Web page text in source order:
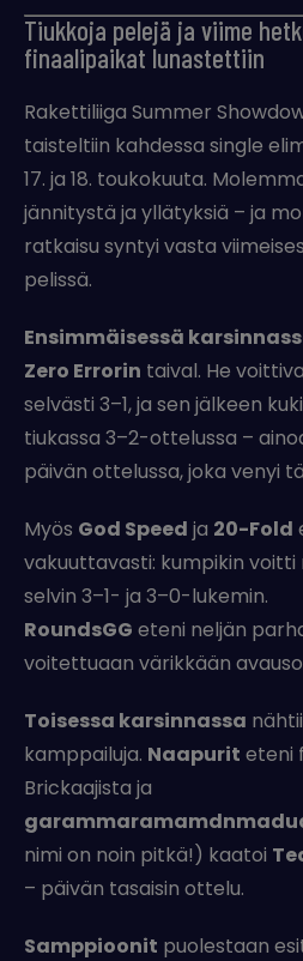
Tiukkoja pelejä ja viime
finaalipaikat lunastettiin
Rakettiliiga Summer
taisteltiin kahdessa single
17. ja 18. toukokuuta.
jännitystä ja yllätyksiä – ja
ratkaisu syntyi vasta
pelissä.
Ensimmäisessä
Zero Errorin taival. He
selvästi 3–1, ja sen jälkeen
tiukassa 3–2-ottelussa –
päivän ottelussa, joka venyi
Myös God Speed ja 20-Fold
vakuuttavasti: kumpikin
selvin 3–1- ja 3–0-lukemin.
RoundsGG eteni neljän
voitettuaan värikkään
Toisessa karsinnassa
kamppailuja. Naapurit eteni
Brickaajista ja
nimi on noin pitkä!) kaatoi
– päivän tasaisin ottelu.
Samppioonit puolestaan